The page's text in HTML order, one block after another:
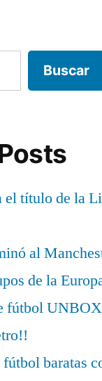
Buscar
título de la
al
de la
fútbol
fútbol baratas